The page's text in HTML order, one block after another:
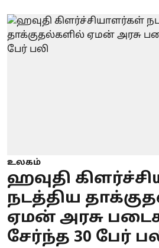
உலகம்
ஹவுதி
நடத்திய
ஏமன் அரசு
சேர்ந்த 30 பேர்